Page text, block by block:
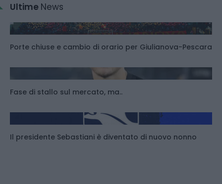
Ultime News
Porte chiuse e cambio di orario per Giulianova-Pescara
Fase di stallo sul mercato, ma..
Il presidente Sebastiani è diventato di nuovo nonno